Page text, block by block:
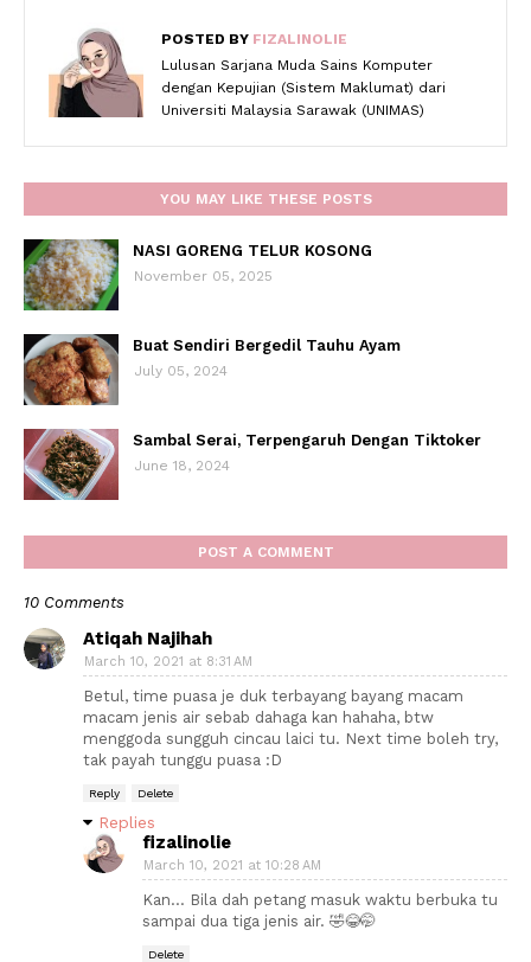
POSTED BY FIZALINOLIE
Lulusan Sarjana Muda Sains Komputer
dengan Kepujian (Sistem Maklumat) dari
Universiti Malaysia Sarawak (UNIMAS)
YOU MAY LIKE THESE POSTS
NASI GORENG TELUR KOSONG
November 05, 2025
Buat Sendiri Bergedil Tauhu Ayam
July 05, 2024
Sambal Serai, Terpengaruh Dengan Tiktoker
June 18, 2024
POST A COMMENT
10 Comments
Atiqah Najihah
March 10, 2021 at 8:31 AM
Betul, time puasa je duk terbayang bayang macam
macam jenis air sebab dahaga kan hahaha, btw
menggoda sungguh cincau laici tu. Next time boleh try,
tak payah tunggu puasa :D
Reply Delete
Replies
fizalinolie
March 10, 2021 at 10:28 AM
Kan... Bila dah petang masuk waktu berbuka tu
sampai dua tiga jenis air. 🤣😂🤭
Delete